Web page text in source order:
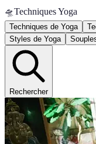
🛸Techniques Yoga
Techniques de Yoga
Styles de Yoga
Rechercher